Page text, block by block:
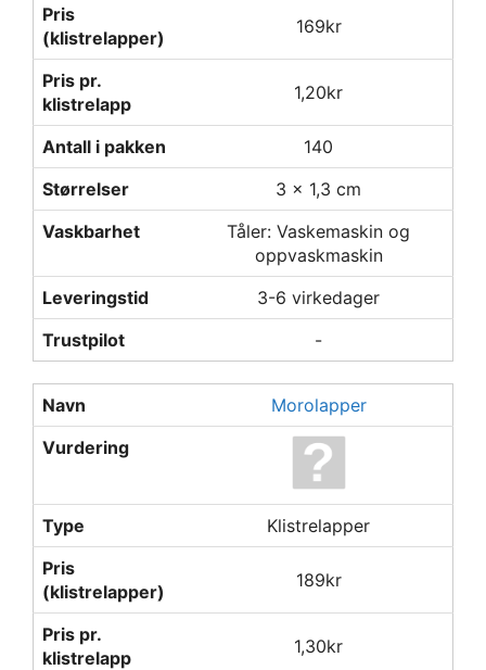
Pris
(klistrelapper)
169kr
Pris pr.
klistrelapp
1,20kr
Antall i pakken
140
Størrelser
3 x 1,3 cm
Vaskbarhet
Tåler: Vaskemaskin og
oppvaskmaskin
Leveringstid
3-6 virkedager
Trustpilot
-
Navn
Morolapper
Vurdering
Type
Klistrelapper
Pris
(klistrelapper)
189kr
Pris pr.
klistrelapp
1,30kr